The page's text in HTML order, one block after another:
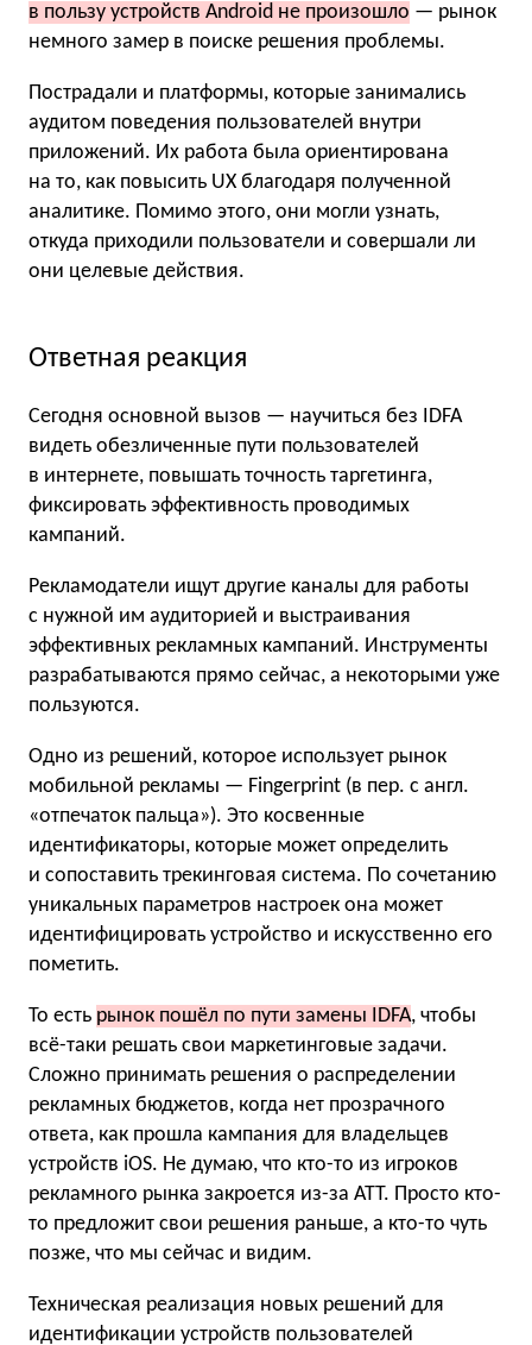
в пользу устройств Android не произошло — рынок
немного замер в поиске решения проблемы.
Пострадали и платформы, которые занимались
аудитом поведения пользователей внутри
приложений. Их работа была ориентирована
на то, как повысить UX благодаря полученной
аналитике. Помимо этого, они могли узнать,
откуда приходили пользователи и совершали ли
они целевые действия.
Ответная реакция
Сегодня основной вызов — научиться без IDFA
видеть обезличенные пути пользователей
в интернете, повышать точность таргетинга,
фиксировать эффективность проводимых
кампаний.
Рекламодатели ищут другие каналы для работы
с нужной им аудиторией и выстраивания
эффективных рекламных кампаний. Инструменты
разрабатываются прямо сейчас, а некоторыми уже
пользуются.
Одно из решений, которое использует рынок
мобильной рекламы — Fingerprint (в пер. с англ.
«отпечаток пальца»). Это косвенные
идентификаторы, которые может определить
и сопоставить трекинговая система. По сочетанию
уникальных параметров настроек она может
идентифицировать устройство и искусственно его
пометить.
То есть рынок пошёл по пути замены IDFA, чтобы
всё-таки решать свои маркетинговые задачи.
Сложно принимать решения о распределении
рекламных бюджетов, когда нет прозрачного
ответа, как прошла кампания для владельцев
устройств iOS. Не думаю, что кто-то из игроков
рекламного рынка закроется из-за ATT. Просто кто-
то предложит свои решения раньше, а кто-то чуть
позже, что мы сейчас и видим.
Техническая реализация новых решений для
идентификации устройств пользователей